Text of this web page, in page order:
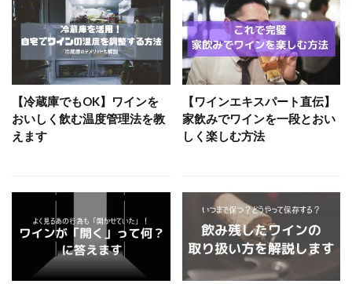
【冷蔵庫でもOK】ワインを
おいしく飲む温度管理法を教
えます
【ワインエキスパート直伝】
家飲みでワインを一段とおい
しく楽しむ方法